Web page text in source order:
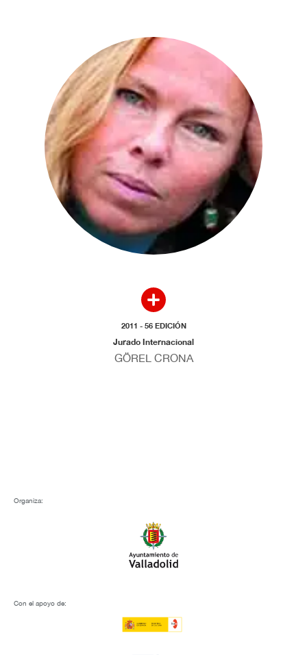
2011 - 56 EDICIÓN
Jurado Internacional
GÖREL CRONA
Organiza:
Con el apoyo de: